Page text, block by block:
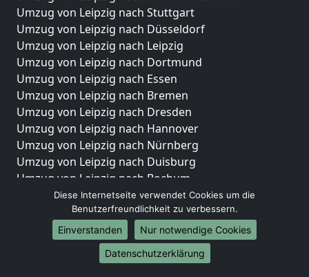
Umzug von Leipzig nach Stuttgart
Umzug von Leipzig nach Düsseldorf
Umzug von Leipzig nach Leipzig
Umzug von Leipzig nach Dortmund
Umzug von Leipzig nach Essen
Umzug von Leipzig nach Bremen
Umzug von Leipzig nach Dresden
Umzug von Leipzig nach Hannover
Umzug von Leipzig nach Nürnberg
Umzug von Leipzig nach Duisburg
Umzug von Leipzig nach Bochum
Umzug von Leipzig nach Wuppertal
Umzug von Leipzig nach Bielefeld
Umzug von Leipzig nach Bonn
Umzug von Leipzig nach Münster
Diese Internetseite verwendet Cookies um die
Benutzerfreundlichkeit zu verbessern.
Einverstanden
Nur notwendige Cookies
Datenschutzerklärung